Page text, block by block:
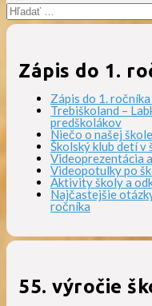
v
článku
Hľadať:
Zápis do 1.
Zápis do 1.
Trebiškoland –
predškolákov
Niečo o našej škole
Školský klub detí v
Videoprezentácia
Videopotulky po
Aktivity školy a
Najčastejšie
ročníka
55. výročie